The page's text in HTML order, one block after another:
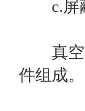
c.屏
真空灭
件组成。